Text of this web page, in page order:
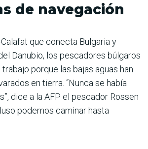
de navegación
que conecta Bulgaria y
Danubio, los pescadores búlgaros
porque las bajas aguas han
en tierra. “Nunca se había
dice a la AFP el pescador Rossen
podemos caminar hasta